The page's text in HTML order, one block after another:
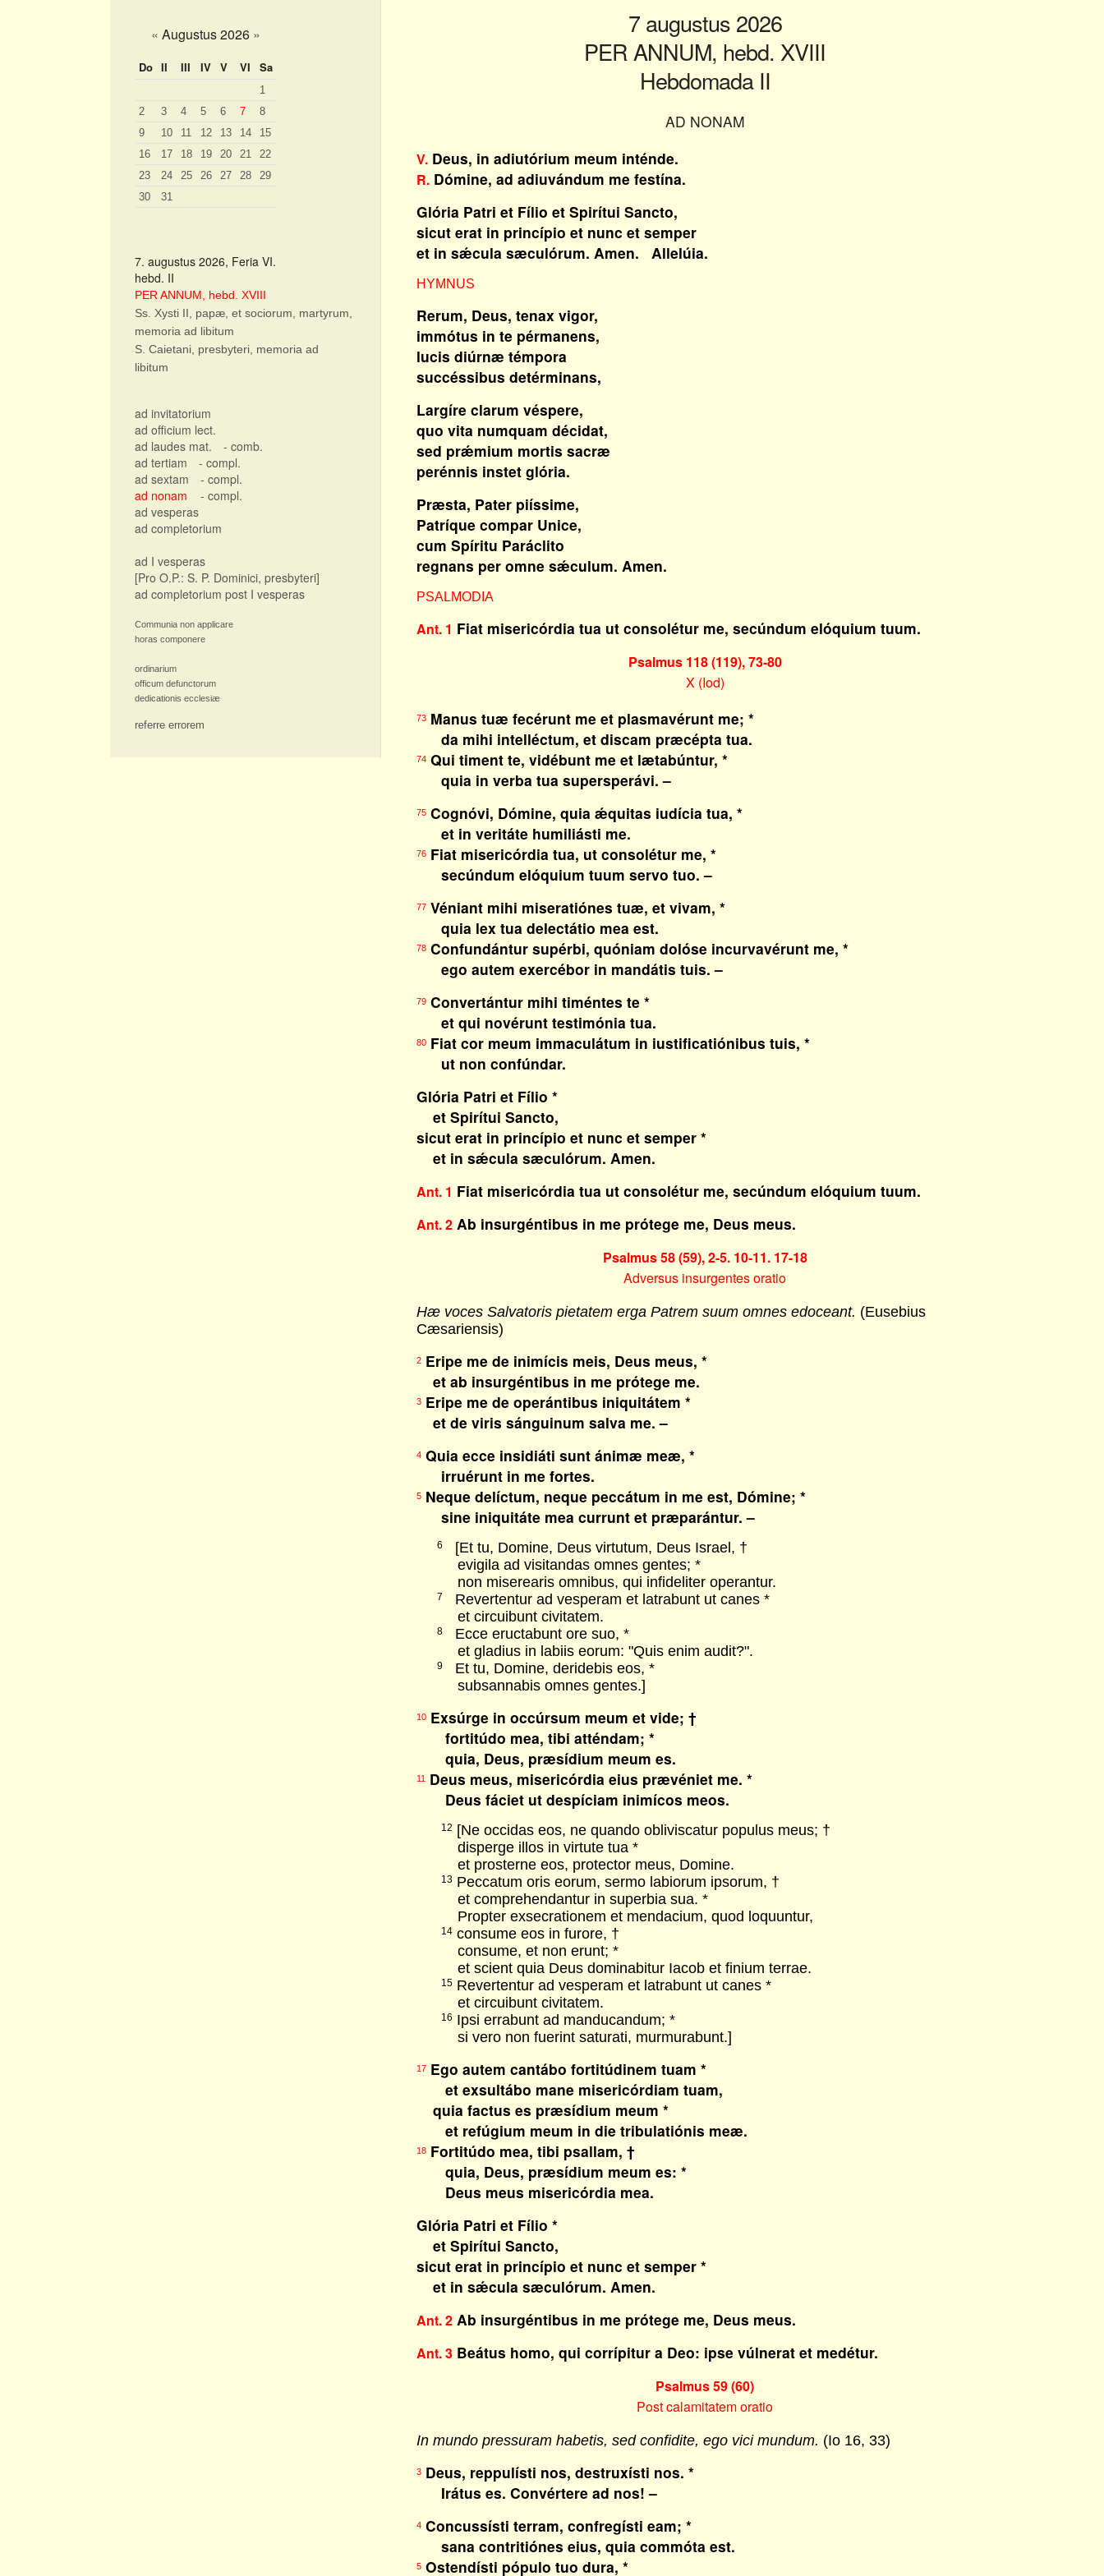
« Augustus 2026 »
Do II III IV V VI Sa
1
2
3 4 5 6 7
8
9
10 11 12 13 14
15
16
17 18 19 20 21
22
23
24 25 26 27 28
29
30
31
7. augustus 2026, Feria VI.
hebd. II
PER ANNUM, hebd. XVIII
Ss. Xysti II, papæ, et sociorum, martyrum,
memoria ad libitum
S. Caietani, presbyteri, memoria ad
libitum
ad invitatorium
ad officium lect.
ad laudes mat.
- comb.
ad tertiam
- compl.
ad sextam
- compl.
ad nonam
- compl.
ad vesperas
ad completorium
ad I vesperas
[Pro O.P.: S. P. Dominici, presbyteri]
ad completorium post I vesperas
Communia non applicare
horas componere
ordinarium
officum defunctorum
dedicationis ecclesiæ
referre errorem
7 augustus 2026
PER ANNUM, hebd. XVIII
Hebdomada II
AD NONAM
V. Deus, in adiutórium meum inténde.
R. Dómine, ad adiuvándum me festína.
Glória Patri et Fílio et Spirítui Sancto,
sicut erat in princípio et nunc et semper
et in sǽcula sæculórum. Amen. Allelúia.
HYMNUS
Rerum, Deus, tenax vigor,
immótus in te pérmanens,
lucis diúrnæ témpora
succéssibus detérminans,
Largíre clarum véspere,
quo vita numquam décidat,
sed prǽmium mortis sacræ
perénnis instet glória.
Præsta, Pater piíssime,
Patríque compar Unice,
cum Spíritu Paráclito
regnans per omne sǽculum. Amen.
PSALMODIA
Ant. 1 Fiat misericórdia tua ut consolétur me, secúndum elóquium tuum.
Psalmus 118 (119), 73-80
X (Iod)
73 Manus tuæ fecérunt me et plasmavérunt me; *
da mihi intelléctum, et discam præcépta tua.
74 Qui timent te, vidébunt me et lætabúntur, *
quia in verba tua supersperávi. –
75 Cognóvi, Dómine, quia ǽquitas iudícia tua, *
et in veritáte humiliásti me.
76 Fiat misericórdia tua, ut consolétur me, *
secúndum elóquium tuum servo tuo. –
77 Véniant mihi miseratiónes tuæ, et vivam, *
quia lex tua delectátio mea est.
78 Confundántur supérbi, quóniam dolóse incurvavérunt me, *
ego autem exercébor in mandátis tuis. –
79 Convertántur mihi timéntes te *
et qui novérunt testimónia tua.
80 Fiat cor meum immaculátum in iustificatiónibus tuis, *
ut non confúndar.
Glória Patri et Fílio *
et Spirítui Sancto,
sicut erat in princípio et nunc et semper *
et in sǽcula sæculórum. Amen.
Ant. 1 Fiat misericórdia tua ut consolétur me, secúndum elóquium tuum.
Ant. 2 Ab insurgéntibus in me prótege me, Deus meus.
Psalmus 58 (59), 2-5. 10-11. 17-18
Adversus insurgentes oratio
Hæ voces Salvatoris pietatem erga Patrem suum omnes edoceant. (Eusebius
Cæsariensis)
2 Eripe me de inimícis meis, Deus meus, *
et ab insurgéntibus in me prótege me.
3 Eripe me de operántibus iniquitátem *
et de viris sánguinum salva me. –
4 Quia ecce insidiáti sunt ánimæ meæ, *
irruérunt in me fortes.
5 Neque delíctum, neque peccátum in me est, Dómine; *
sine iniquitáte mea currunt et præparántur. –
6
[Et tu, Domine, Deus virtutum, Deus Israel, †
evigila ad visitandas omnes gentes; *
non miserearis omnibus, qui infideliter operantur.
7
Revertentur ad vesperam et latrabunt ut canes *
et circuibunt civitatem.
8
Ecce eructabunt ore suo, *
et gladius in labiis eorum: "Quis enim audit?".
9
Et tu, Domine, deridebis eos, *
subsannabis omnes gentes.]
10 Exsúrge in occúrsum meum et vide; †
fortitúdo mea, tibi atténdam; *
quia, Deus, præsídium meum es.
11
Deus meus, misericórdia eius prævéniet me. *
Deus fáciet ut despíciam inimícos meos.
12 [Ne occidas eos, ne quando obliviscatur populus meus; †
disperge illos in virtute tua *
et prosterne eos, protector meus, Domine.
13 Peccatum oris eorum, sermo labiorum ipsorum, †
et comprehendantur in superbia sua. *
Propter exsecrationem et mendacium, quod loquuntur,
14 consume eos in furore, †
consume, et non erunt; *
et scient quia Deus dominabitur Iacob et finium terrae.
15 Revertentur ad vesperam et latrabunt ut canes *
et circuibunt civitatem.
16 Ipsi errabunt ad manducandum; *
si vero non fuerint saturati, murmurabunt.]
17 Ego autem cantábo fortitúdinem tuam *
et exsultábo mane misericórdiam tuam,
quia factus es præsídium meum *
et refúgium meum in die tribulatiónis meæ.
18 Fortitúdo mea, tibi psallam, †
quia, Deus, præsídium meum es: *
Deus meus misericórdia mea.
Glória Patri et Fílio *
et Spirítui Sancto,
sicut erat in princípio et nunc et semper *
et in sǽcula sæculórum. Amen.
Ant. 2 Ab insurgéntibus in me prótege me, Deus meus.
Ant. 3 Beátus homo, qui corrípitur a Deo: ipse vúlnerat et medétur.
Psalmus 59 (60)
Post calamitatem oratio
In mundo pressuram habetis, sed confidite, ego vici mundum. (Io 16, 33)
3 Deus, reppulísti nos, destruxísti nos. *
Irátus es. Convértere ad nos! –
4 Concussísti terram, confregísti eam; *
sana contritiónes eius, quia commóta est.
5 Ostendísti pópulo tuo dura, *